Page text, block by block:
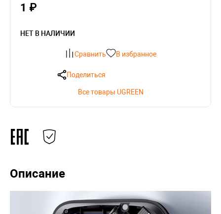
1 ₽
НЕТ В НАЛИЧИИ
Сравнить В избранное
Поделиться
Все товары UGREEN
Описание